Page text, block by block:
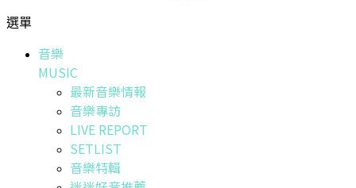
選單
音樂
MUSIC
最新音樂情報
音樂專訪
LIVE REPORT
SETLIST
音樂特輯